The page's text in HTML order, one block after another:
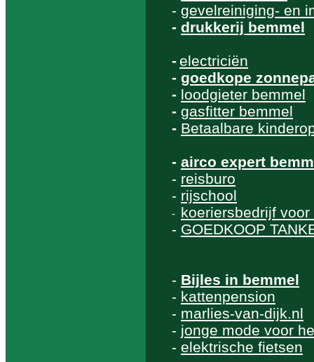
- gevelreiniging- en
- drukkerij bemmel
- electriciën
- goedkope
- loodgieter bemmel
- gasfitter bemmel
- Betaalbare
- airco expert
- reisburo
- rijschool
- koeriersbedrijf voor
- GOEDKOOP
- Bijles in bemmel
- kattenpension
- marlies-van-dijk.nl
- jonge mode voor
- elektrische fietsen